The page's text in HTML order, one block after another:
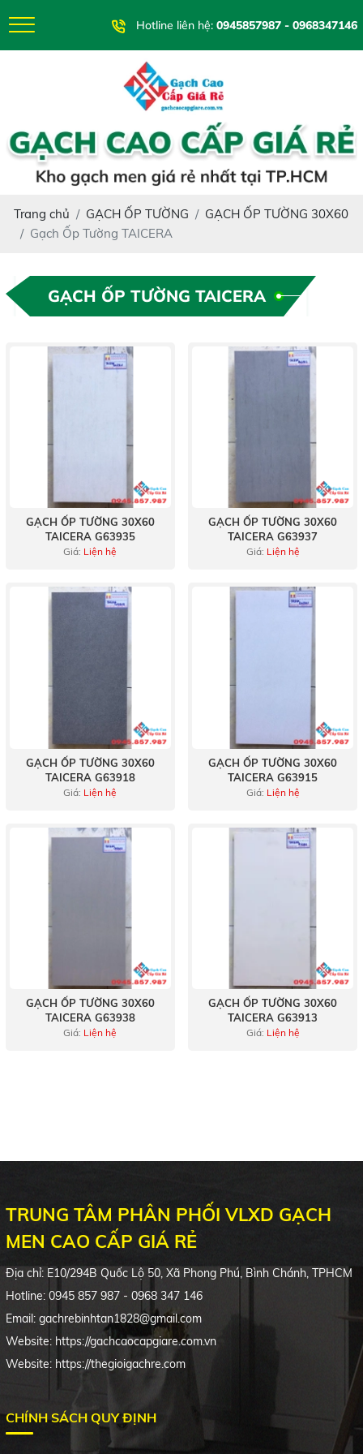
Hotline liên hệ:0945857987 - 0968347146
Trang chủ GẠCH ỐP TƯỜNG
GẠCH ỐP TƯỜNG 30X60
Gạch Ốp Tường TAICERA
GẠCH ỐP TƯỜNG TAICERA
GẠCH ỐP TƯỜNG 30X60
TAICERA G63935
Giá: Liện hệ
GẠCH ỐP TƯỜNG 30X60
TAICERA G63937
Giá: Liện hệ
GẠCH ỐP TƯỜNG 30X60
TAICERA G63918
Giá: Liện hệ
GẠCH ỐP TƯỜNG 30X60
TAICERA G63915
Giá: Liện hệ
GẠCH ỐP TƯỜNG 30X60
TAICERA G63938
Giá: Liện hệ
GẠCH ỐP TƯỜNG 30X60
TAICERA G63913
Giá: Liện hệ
TRUNG TÂM PHÂN PHỐI VLXD GẠCH
MEN CAO CẤP GIÁ RẺ
Địa chỉ: E10/294B Quốc Lộ 50, Xã Phong Phú, Bình Chánh, TPHCM
Hotline: 0945 857 987 - 0968 347 146
Email: gachrebinhtan1828@gmail.com
Website: https://gachcaocapgiare.com.vn
Website: https://thegioigachre.com
CHÍNH SÁCH QUY ĐỊNH